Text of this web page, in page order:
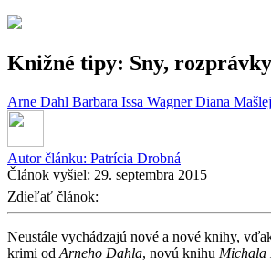
Knižné tipy: Sny,
Arne Dahl Barbara Issa WagnerDiana
Autor článku: Patrícia Drobná
Článok vyšiel: 29. septembra 2015
Zdieľať článok:
Neustále vychádzajú nové a nové knihy,
krimi od Arneho Dahla, novú knihu Michala